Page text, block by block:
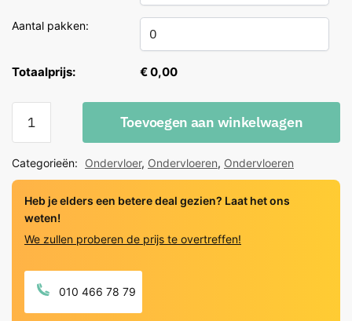
Aantal pakken:
Totaalprijs: € 0,00
quantity
Toevoegen aan winkelwagen
Categorieën: Ondervloer, Ondervloeren, Ondervloeren
Heb je elders een betere deal gezien? Laat het ons
weten!
We zullen proberen de prijs te overtreffen!
010 466 78 79